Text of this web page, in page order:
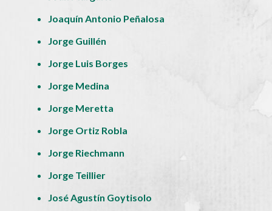
Joaquín Antonio Peñalosa
Jorge Guillén
Jorge Luis Borges
Jorge Medina
Jorge Meretta
Jorge Ortiz Robla
Jorge Riechmann
Jorge Teillier
José Agustín Goytisolo